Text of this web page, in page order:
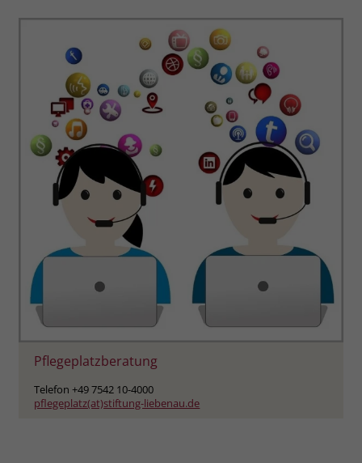
Pflegeplatzberatung
Telefon +49 7542 10-4000
pflegeplatz(at)stiftung-liebenau.de